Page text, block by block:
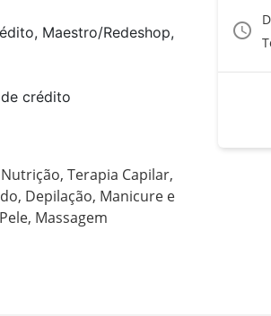
Maestro/Redeshop,
crédito
Terapia Capilar,
Depilação, Manicure e
Massagem
access_time